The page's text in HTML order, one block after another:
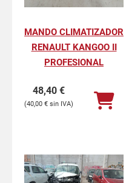
MANDO CLIMATIZADOR
RENAULT KANGOO II
PROFESIONAL
48,40 €
40,00 €